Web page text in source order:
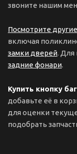
звоните нашим
Посмотрите
включая
замки дверей. Для
задние фонари.
Купить кнопку
добавьте её в
для оценки
подобрать